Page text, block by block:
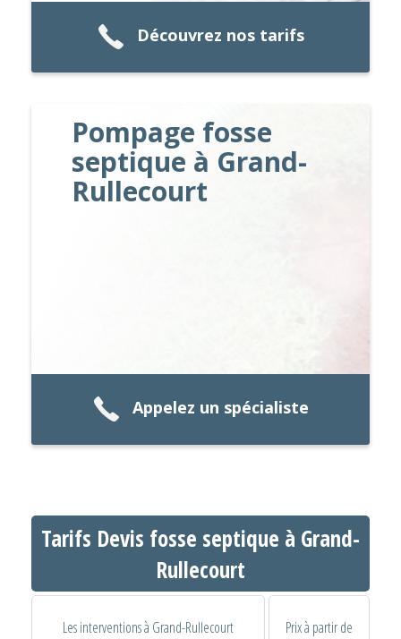
Découvrez nos tarifs
Pompage fosse
septique à Grand-
Rullecourt
Appelez un spécialiste
Tarifs Devis fosse septique à Grand-
Rullecourt
Les interventions à Grand-Rullecourt Prix à partir de